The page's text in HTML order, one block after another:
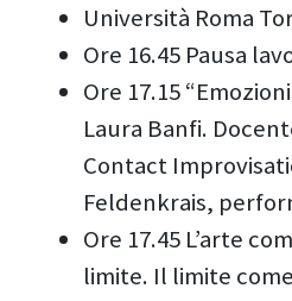
Università Roma
Ore 16.45 Pausa
Ore 17.15
Laura Banfi.
Contact
Feldenkrais,
Ore 17.45 L’arte
limite. Il limite